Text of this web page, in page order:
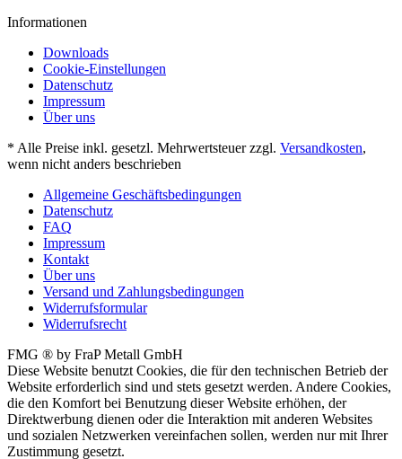
Informationen
Downloads
Cookie-Einstellungen
Datenschutz
Impressum
Über uns
* Alle Preise inkl. gesetzl. Mehrwertsteuer zzgl. Versandkosten,
wenn nicht anders beschrieben
Allgemeine Geschäftsbedingungen
Datenschutz
FAQ
Impressum
Kontakt
Über uns
Versand und Zahlungsbedingungen
Widerrufsformular
Widerrufsrecht
FMG ® by FraP Metall GmbH
Diese Website benutzt Cookies, die für den technischen Betrieb der
Website erforderlich sind und stets gesetzt werden. Andere Cookies,
die den Komfort bei Benutzung dieser Website erhöhen, der
Direktwerbung dienen oder die Interaktion mit anderen Websites
und sozialen Netzwerken vereinfachen sollen, werden nur mit Ihrer
Zustimmung gesetzt.